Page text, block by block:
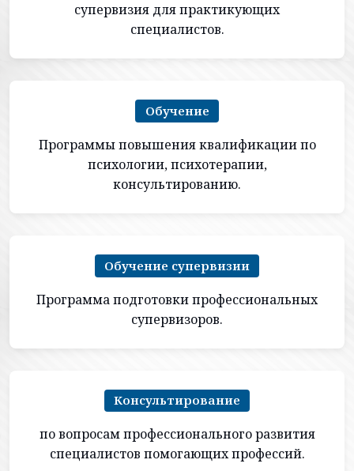
супервизия для практикующих
специалистов.
Обучение
Программы повышения квалификации по
психологии, психотерапии,
консультированию.
Обучение супервизии
Программа подготовки профессиональных
супервизоров.
Консультирование
по вопросам профессионального развития
специалистов помогающих профессий.